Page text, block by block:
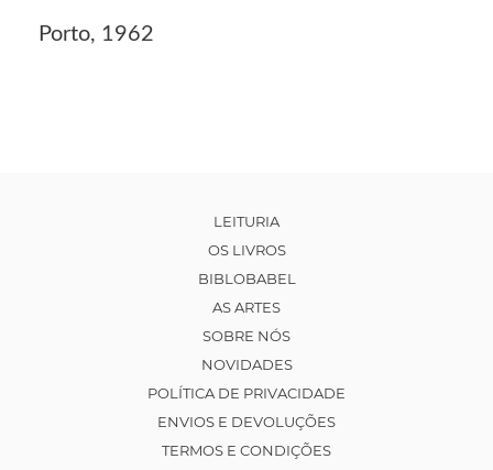
Porto, 1962
LEITURIA
OS LIVROS
BIBLOBABEL
AS ARTES
SOBRE NÓS
NOVIDADES
POLÍTICA DE PRIVACIDADE
ENVIOS E DEVOLUÇÕES
TERMOS E CONDIÇÕES